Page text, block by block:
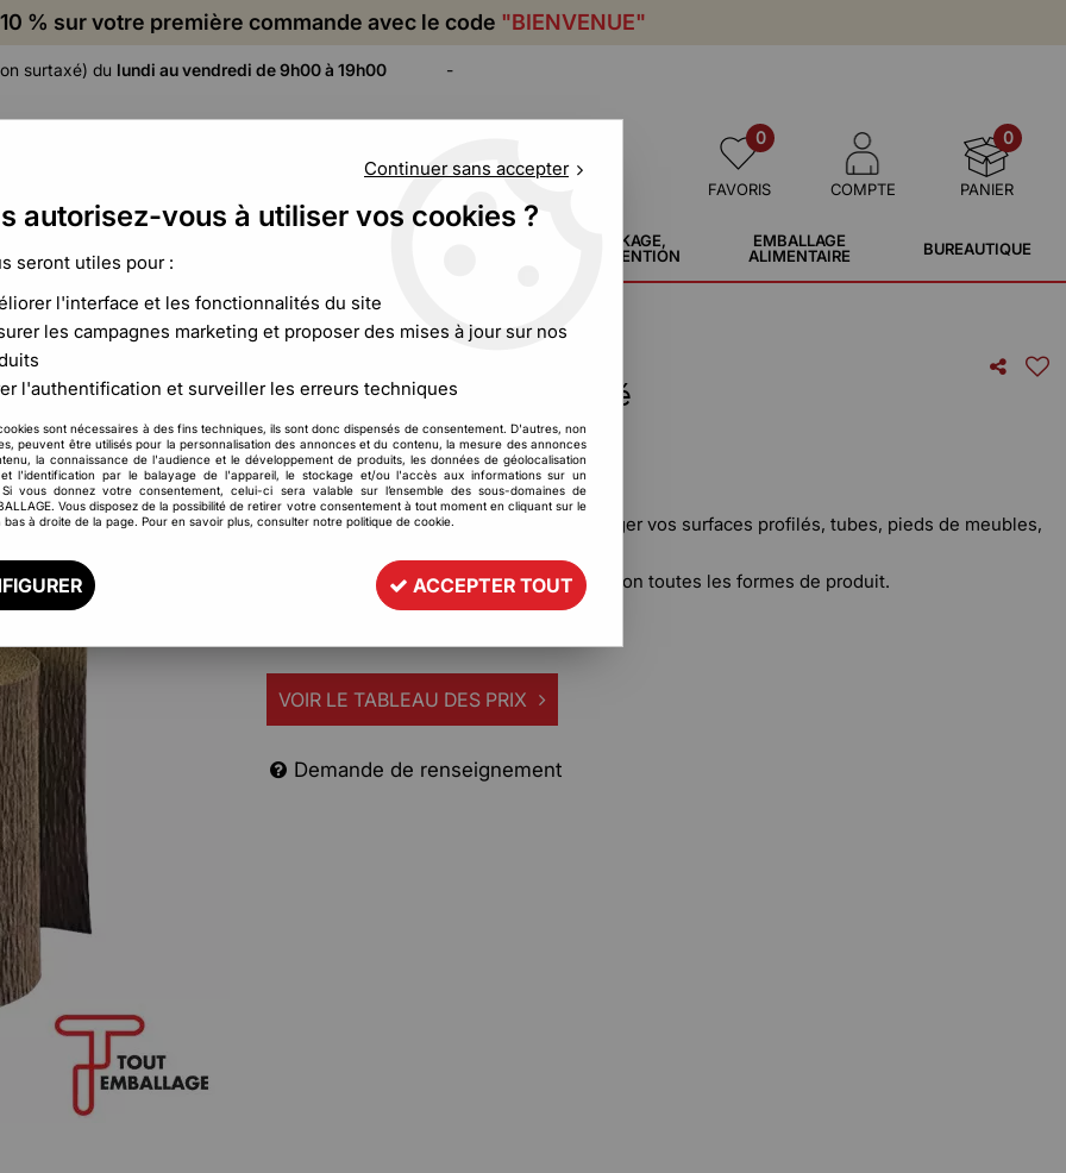
% sur votre première commande avec le code "BIENVENUE"
surtaxé) du lundi au vendredi de 9h00 à 19h00 -
0
FAVORIS COMPTE
0
PANIER
PROTECTION
ADHÉSIF,
STOCKAGE,
MANUTENTION
EMBALLAGE
ALIMENTAIRE
BUREAUTIQUE
protection >Rouleau papier kraft crêpé
Rouleau papier kraft crêpé
À partir de 117,99 €HT
Réf. : CCB00266
Le papier kraft crêpé est idéale pour protéger vos surfaces profilés, tubes, pieds de meubles,
Extensible et souple il épouse à la perfection toutes les formes de produit.
VOIR LE TABLEAU DES PRIX
Demande de renseignement
Continuer sans accepter
autorisez-vous à utiliser vos cookies ?
seront utiles pour :
l'interface et les fonctionnalités du site
les campagnes marketing et proposer des mises à jour sur nos
l'authentification et surveiller les erreurs techniques
sont nécessaires à des fins techniques, ils sont donc dispensés de consentement. D'autres, non
peuvent être utilisés pour la personnalisation des annonces et du contenu, la mesure des annonces
la connaissance de l'audience et le développement de produits, les données de géolocalisation
l'identification par le balayage de l'appareil, le stockage et/ou l'accès aux informations sur un
vous donnez votre consentement, celui-ci sera valable sur l’ensemble des sous-domaines de
Vous disposez de la possibilité de retirer votre consentement à tout moment en cliquant sur le
bas à droite de la page. Pour en savoir plus, consulter notre politique de cookie.
ACCEPTER TOUT